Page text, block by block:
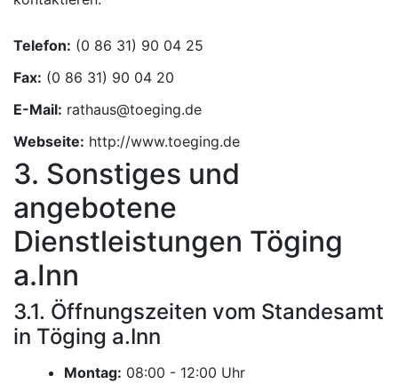
Telefon:
Fax:
E-Mail:
Webseite: http://www.toeging.de
3. Sonstiges und
angebotene
Dienstleistungen Töging
a.Inn
3.1. Öffnungszeiten vom Standesamt
in Töging a.Inn
Montag:
Uhr